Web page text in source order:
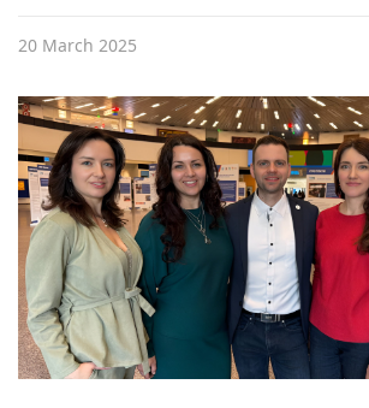
20 March 2025